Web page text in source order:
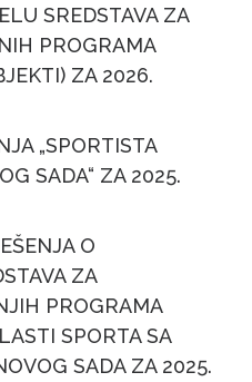
SREDSTAVA ZA
PROGRAMA
ZA 2026.
„SPORTISTA
SADA“ ZA 2025.
O
ZA
PROGRAMA
SPORTA SA
SADA ZA 2025.